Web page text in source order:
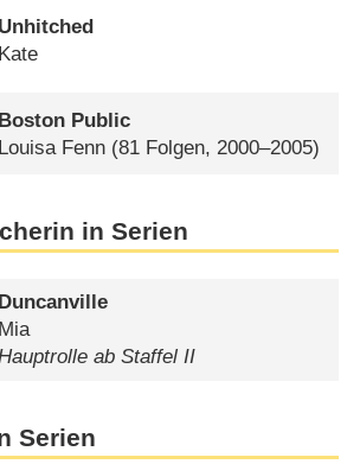
Unhitched
Kate
Boston Public
Louisa Fenn (81 Folgen, 2000–2005)
in Serien
Duncanville
Mia
ab Staffel II
Serien